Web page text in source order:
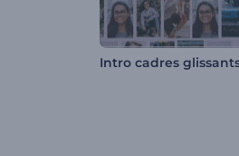
Intro cadres